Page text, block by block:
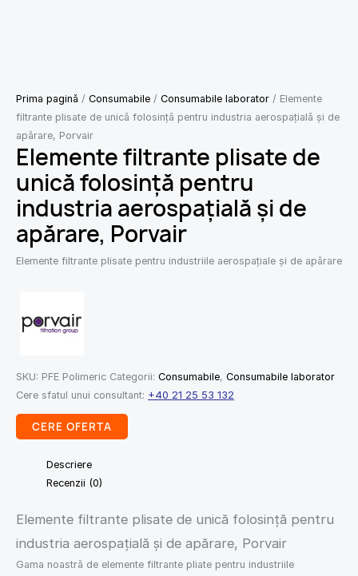
Prima pagină / Consumabile / Consumabile laborator / Elemente
filtrante plisate de unică folosință pentru industria aerospațială și de
apărare, Porvair
Elemente filtrante plisate de
unică folosință pentru
industria aerospațială și de
apărare, Porvair
Elemente filtrante plisate pentru industriile aerospațiale și de apărare
SKU: PFE Polimeric Categorii: Consumabile, Consumabile laborator
Cere sfatul unui consultant: +40 21 25 53 132
CERE OFERTA
Descriere
Recenzii (0)
Elemente filtrante plisate de unică folosință pentru
industria aerospațială și de apărare, Porvair
Gama noastră de elemente filtrante pliate pentru industriile